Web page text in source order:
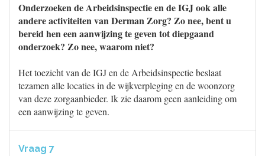
Onderzoeken de Arbeidsinspectie en de IGJ ook alle
andere activiteiten van Derman Zorg? Zo nee, bent u
bereid hen een aanwijzing te geven tot diepgaand
onderzoek? Zo nee, waarom niet?
Het toezicht van de IGJ en de Arbeidsinspectie beslaat
tezamen alle locaties in de wijkverpleging en de woonzorg
van deze zorgaanbieder. Ik zie daarom geen aanleiding om
een aanwijzing te geven.
Vraag 7